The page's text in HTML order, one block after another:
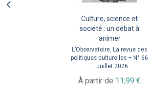
Culture, science et
société : un débat à
animer
L’Observatoire. La revue des
politiques culturelles – N° 66
– Juillet 2026
À partir de 11,99 €